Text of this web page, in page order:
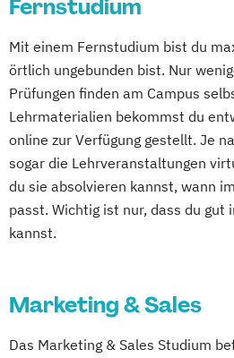
Fernstudium
Mit einem Fernstudium bist du
örtlich ungebunden bist. Nur
Prüfungen finden am Campus
Lehrmaterialien bekommst du
online zur Verfügung gestellt. Je
sogar die Lehrveranstaltungen
du sie absolvieren kannst, wann
passt. Wichtig ist nur, dass du gut
kannst.
Marketing & Sales
Das Marketing & Sales Studium